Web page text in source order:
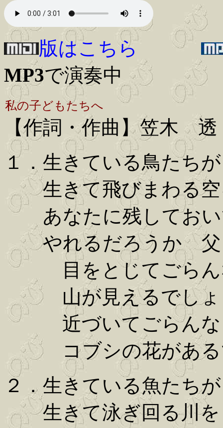
版はこちら
MP3で演奏中
私の子どもたちへ
【作詞・作曲】笠木 透
１．生きている鳥たちが
生きて飛びまわる空
あなたに残しておい
やれるだろうか 父
目をとじてごらん
山が見えるでしょ
近づいてごらんな
コブシの花がある
２．生きている魚たちが
生きて泳ぎ回る川を